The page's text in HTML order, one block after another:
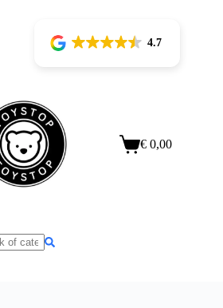
4.7
Winkelwagen
€ 0,00